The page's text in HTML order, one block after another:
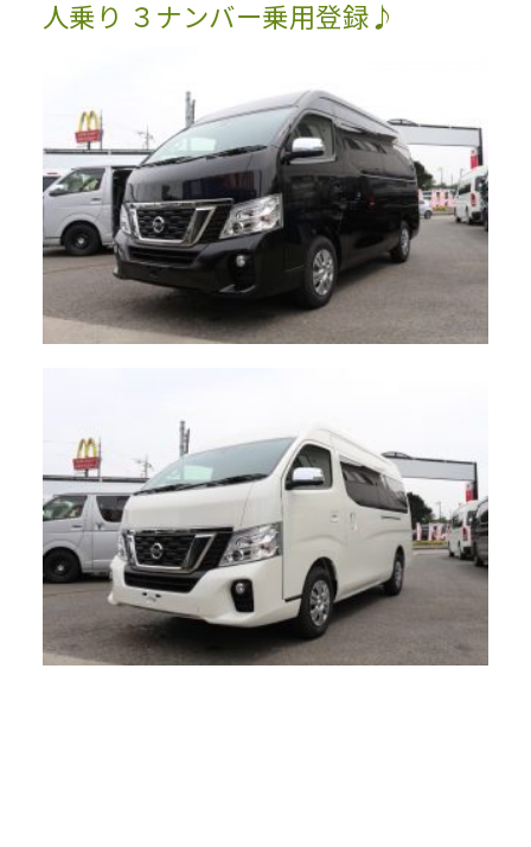
人乗り ３ナンバー乗用登録♪